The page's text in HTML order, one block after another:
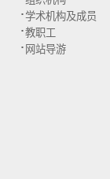
·学术机构及成员
·教职工
· 网站导游